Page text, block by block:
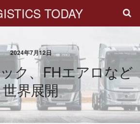
TODAY
2024年7月12日
ク、FHエアロなど
世界展開